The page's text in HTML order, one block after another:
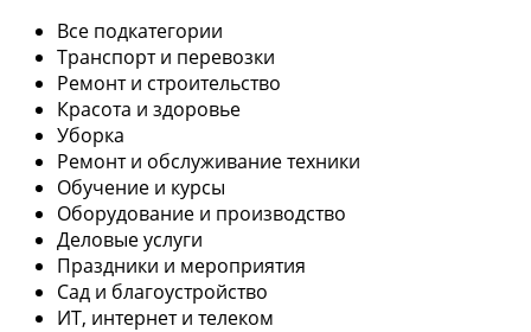
Все подкатегории
Транспорт и перевозки
Ремонт и строительство
Красота и здоровье
Уборка
Ремонт и обслуживание техники
Обучение и курсы
Оборудование и производство
Деловые услуги
Праздники и мероприятия
Сад и благоустройство
ИТ, интернет и телеком